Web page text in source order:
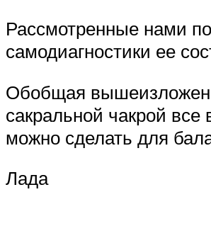
Рассмотренные нами
самодиагностики ее
Обобщая
сакральной чакрой все
можно сделать для
Лада